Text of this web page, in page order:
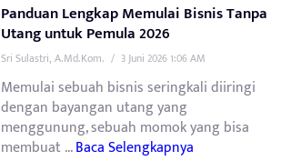
Panduan Lengkap Memulai Bisnis Tanpa
Utang untuk Pemula 2026
Sri Sulastri, A.Md.Kom. / 3 Juni 2026 1:06 AM
Memulai sebuah bisnis seringkali diiringi
dengan bayangan utang yang
menggunung, sebuah momok yang bisa
membuat ...Baca Selengkapnya